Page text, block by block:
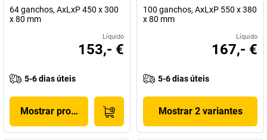
64 ganchos, AxLxP 450 x 300
x 80 mm
Líquido
153,- €
5-6 dias úteis
Mostrar produto
100 ganchos, AxLxP 550 x 380
x 80 mm
Líquido
167,- €
5-6 dias úteis
Mostrar 2 variantes